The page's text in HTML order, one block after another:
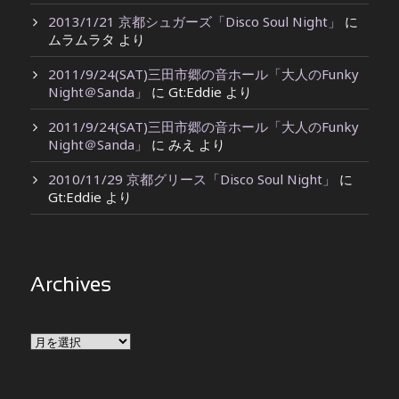
2013/1/21 京都シュガーズ「Disco Soul Night」
に
ムラムラタ より
2011/9/24(SAT)三田市郷の音ホール「大人のFunky
Night＠Sanda」
に Gt:Eddie より
2011/9/24(SAT)三田市郷の音ホール「大人のFunky
Night＠Sanda」
に みえ より
2010/11/29 京都グリース「Disco Soul Night」
に
Gt:Eddie より
Archives
Archives